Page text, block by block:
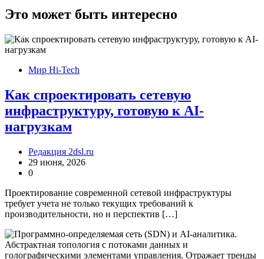
Это может быть интересно
Мир Hi-Tech
Как спроектировать сетевую
инфраструктуру, готовую к AI-
нагрузкам
Редакция 2dsl.ru
29 июня, 2026
0
Проектирование современной сетевой инфраструктуры
требует учета не только текущих требований к
производительности, но и перспектив […]